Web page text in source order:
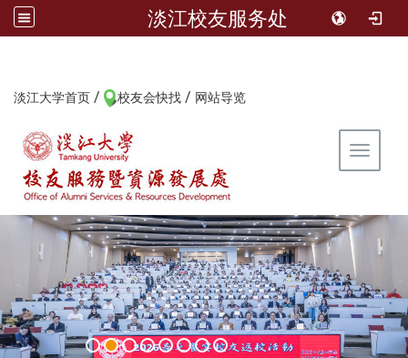
淡江校友服务处
淡江大学首页 / 校友会快找 / 网站导览
Toggle